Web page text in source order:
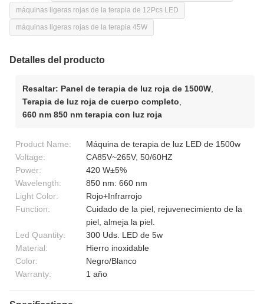
máquinas ligeras rojas de la terapia de 12Pcs LED
máquinas ligeras rojas de la terapia 45W
Detalles del producto
Resaltar: Panel de terapia de luz roja de 1500W
Terapia de luz roja de cuerpo completo
660 nm 850 nm terapia con luz roja
Product Name:
Máquina de terapia de luz LED de 1500w
Voltage:
CA85V~265V, 50/60HZ
Power:
420 W±5%
Wavelength:
850 nm: 660 nm
Light Color:
Rojo+Infrarrojo
Function:
Cuidado de la piel, rejuvenecimiento de la
piel, almeja la piel.
Led Quantity:
300 Uds. LED de 5w
Material:
Hierro inoxidable
Color:
Negro/Blanco
Warranty:
1 año